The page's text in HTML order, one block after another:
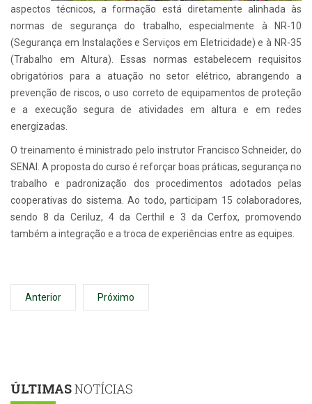
aspectos técnicos, a formação está diretamente alinhada às
normas de segurança do trabalho, especialmente à NR-10
(Segurança em Instalações e Serviços em Eletricidade) e à NR-35
(Trabalho em Altura). Essas normas estabelecem requisitos
obrigatórios para a atuação no setor elétrico, abrangendo a
prevenção de riscos, o uso correto de equipamentos de proteção
e a execução segura de atividades em altura e em redes
energizadas.
O treinamento é ministrado pelo instrutor Francisco Schneider, do
SENAI. A proposta do curso é reforçar boas práticas, segurança no
trabalho e padronização dos procedimentos adotados pelas
cooperativas do sistema. Ao todo, participam 15 colaboradores,
sendo 8 da Ceriluz, 4 da Certhil e 3 da Cerfox, promovendo
também a integração e a troca de experiências entre as equipes.
Anterior Próximo
ÚLTIMASNOTÍCIAS